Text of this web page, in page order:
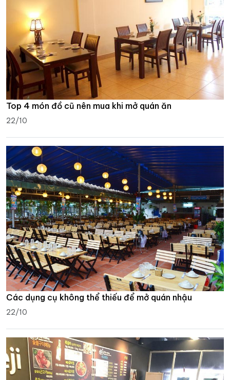
Top 4 món đồ cũ nên mua khi mở quán ăn
22/10
Các dụng cụ không thể thiếu để mở quán nhậu
22/10